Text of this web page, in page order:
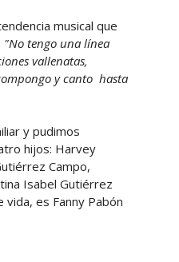
musical que
"No tengo una línea
vallenatas,
y canto hasta
y pudimos
hijos: Harvey
Campo,
Isabel Gutiérrez
vida, es Fanny Pabón